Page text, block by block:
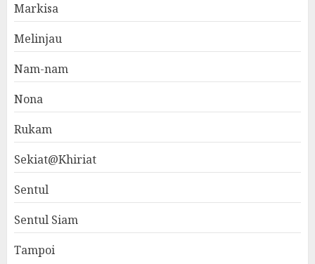
Markisa
Melinjau
Nam-nam
Nona
Rukam
Sekiat@Khiriat
Sentul
Sentul Siam
Tampoi